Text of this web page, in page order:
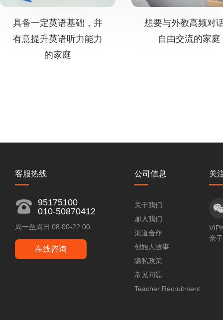
具备一定英语基础，并
有意提升英语听力能力
的家庭
想要与外教高频对
自由交流的家庭
客服热线
95175100
010-50870412
周一至周日 08:00-22:00
在线咨询
公司信息
关于我们
加入我们
渠道合作
创始人故事
隐私政策
常见问题
Teacher Recruitment
关
亲